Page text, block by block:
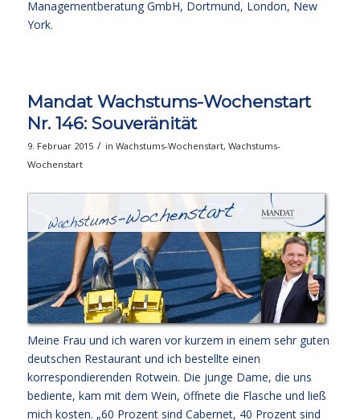
Managementberatung GmbH, Dortmund, London, New
York.
Mandat Wachstums-Wochenstart
Nr. 146: Souveränität
9. Februar 2015 / in Wachstums-Wochenstart, Wachstums-
Wochenstart
Meine Frau und ich waren vor kurzem in einem sehr guten
deutschen Restaurant und ich bestellte einen
korrespondierenden Rotwein. Die junge Dame, die uns
bediente, kam mit dem Wein, öffnete die Flasche und ließ
mich kosten. „60 Prozent sind Cabernet, 40 Prozent sind